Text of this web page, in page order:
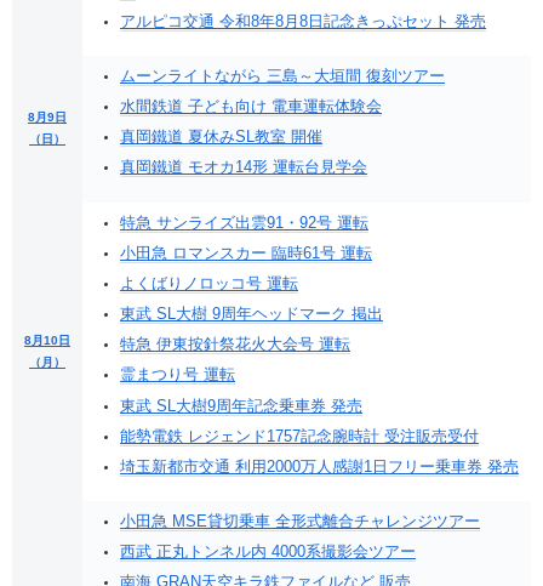
アルピコ交通 令和8年8月8日記念きっぷセット 発売
8月9日
（日）
ムーンライトながら 三島～大垣間 復刻ツアー
水間鉄道 子ども向け 電車運転体験会
真岡鐵道 夏休みSL教室 開催
真岡鐵道 モオカ14形 運転台見学会
8月10日
（月）
特急 サンライズ出雲91・92号 運転
小田急 ロマンスカー 臨時61号 運転
よくばりノロッコ号 運転
東武 SL大樹 9周年ヘッドマーク 掲出
特急 伊東按針祭花火大会号 運転
霊まつり号 運転
東武 SL大樹9周年記念乗車券 発売
能勢電鉄 レジェンド1757記念腕時計 受注販売受付
埼玉新都市交通 利用2000万人感謝1日フリー乗車券 発売
小田急 MSE貸切乗車 全形式離合チャレンジツアー
西武 正丸トンネル内 4000系撮影会ツアー
南海 GRAN天空キラ鉄ファイルなど 販売